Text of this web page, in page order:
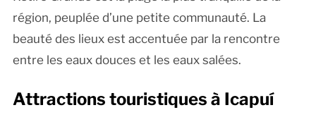
région, peuplée d’une petite communauté. La
beauté des lieux est accentuée par la rencontre
entre les eaux douces et les eaux salées.
Attractions touristiques à Icapuí